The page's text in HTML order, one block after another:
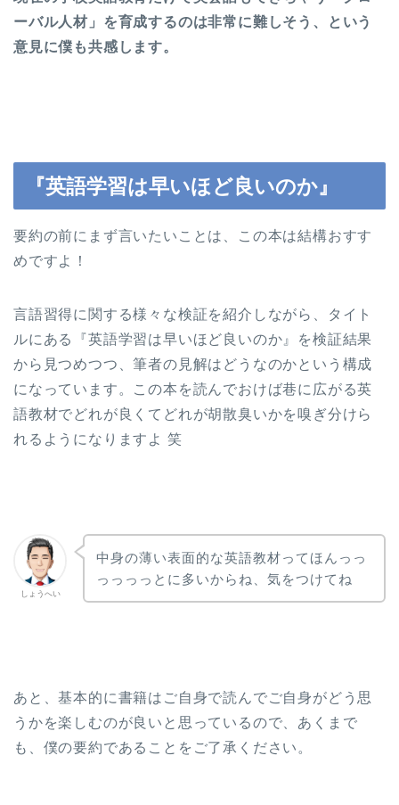
ーバル人材」を育成するのは非常に難しそう、という
意見に僕も共感します。
『英語学習は早いほど良いのか』
要約の前にまず言いたいことは、この本は結構おすす
めですよ！
言語習得に関する様々な検証を紹介しながら、タイト
ルにある『英語学習は早いほど良いのか』を検証結果
から見つめつつ、筆者の見解はどうなのかという構成
になっています。この本を読んでおけば巷に広がる英
語教材でどれが良くてどれが胡散臭いかを嗅ぎ分けら
れるようになりますよ 笑
しょうへい
中身の薄い表面的な英語教材ってほんっっ
っっっっとに多いからね、気をつけてね
あと、基本的に書籍はご自身で読んでご自身がどう思
うかを楽しむのが良いと思っているので、あくまで
も、僕の要約であることをご了承ください。